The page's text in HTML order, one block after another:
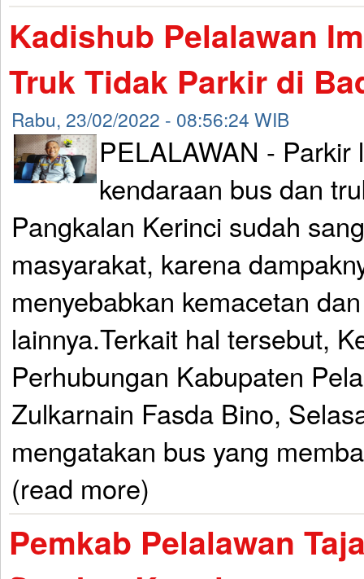
Kadishub Pelalawan
Truk Tidak Parkir di
Rabu, 23/02/2022 - 08:56:24 WIB
PELALAWAN -
kendaraan bus dan
Pangkalan Kerinci sudah
masyarakat, karena
menyebabkan kemacetan
lainnya.Terkait hal tersebut,
Perhubungan Kabupaten
Zulkarnain Fasda Bino,
mengatakan bus yang
(read more)
Pemkab Pelalawan